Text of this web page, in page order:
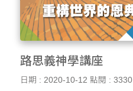
路思義神學講座
日期 : 2020-10-12 點閱 : 3330